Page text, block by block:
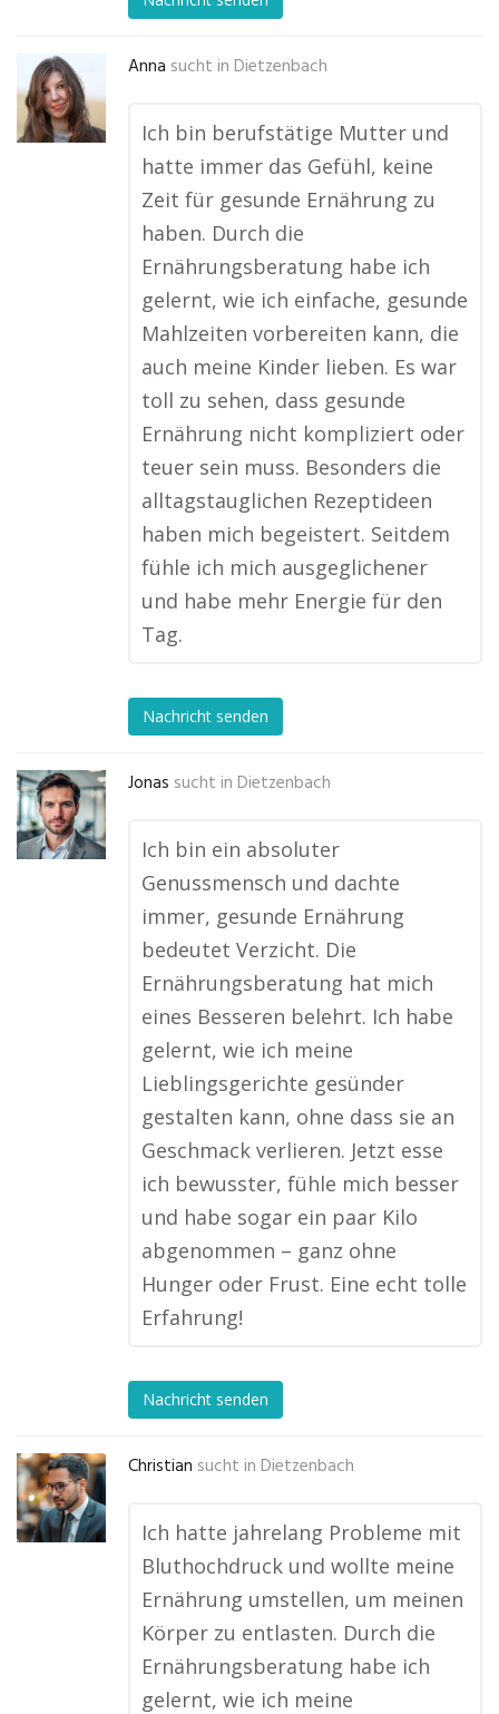
Anna sucht in Dietzenbach
Ich bin berufstätige Mutter und
hatte immer das Gefühl, keine
Zeit für gesunde Ernährung zu
haben. Durch die
Ernährungsberatung habe ich
gelernt, wie ich einfache, gesunde
Mahlzeiten vorbereiten kann, die
auch meine Kinder lieben. Es war
toll zu sehen, dass gesunde
Ernährung nicht kompliziert oder
teuer sein muss. Besonders die
alltagstauglichen Rezeptideen
haben mich begeistert. Seitdem
fühle ich mich ausgeglichener
und habe mehr Energie für den
Tag.
Nachricht senden
Jonas sucht in Dietzenbach
Ich bin ein absoluter
Genussmensch und dachte
immer, gesunde Ernährung
bedeutet Verzicht. Die
Ernährungsberatung hat mich
eines Besseren belehrt. Ich habe
gelernt, wie ich meine
Lieblingsgerichte gesünder
gestalten kann, ohne dass sie an
Geschmack verlieren. Jetzt esse
ich bewusster, fühle mich besser
und habe sogar ein paar Kilo
abgenommen – ganz ohne
Hunger oder Frust. Eine echt tolle
Erfahrung!
Nachricht senden
Christian sucht in Dietzenbach
Ich hatte jahrelang Probleme mit
Bluthochdruck und wollte meine
Ernährung umstellen, um meinen
Körper zu entlasten. Durch die
Ernährungsberatung habe ich
gelernt, wie ich meine